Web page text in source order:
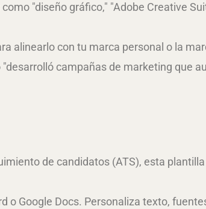
"diseño gráfico," "Adobe Creative
alinearlo con tu marca personal o la
campañas de marketing que
de candidatos (ATS), esta
o Google Docs. Personaliza texto,